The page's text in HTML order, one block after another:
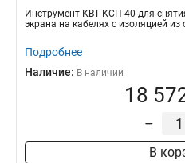
Инструмент КВТ КСП-40 для
экрана на кабелях с изоляцией из
Подробнее
Наличие: В наличии
18
–
В